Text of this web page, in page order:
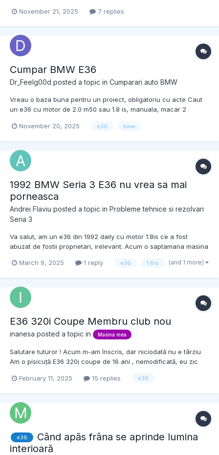
puternic), masina nu mai trage in parametrii. bujii, bobine, pompa
benzina, senzor lambda, totul ok. nu ii dau de...
November 21, 2025 7 replies
Cumpar BMW E36
Dr_Feelg00d posted a topic in Cumparari auto BMW
Vreau o baza buna pentru un proiect, obligatoriu cu acte Caut
un e36 cu motor de 2.0 m50 sau 1.8 is, manuala, macar 2
e musai Buget 3.500 euro
November 20, 2025 e36 bmw
1992 BMW Seria 3 E36 nu vrea sa mai
porneasca
Andrei Flaviu posted a topic in Probleme tehnice si rezolvari
Seria 3
Va salut, am un e36 din 1992 daily cu motor 1.8is ce a fost
abuzat de fostii proprietari, irelevant. Acum o saptamana masina
asteptat putin mai mult pe loc cu motorul pornit (~15 min) si cand
March 9, 2025 1 reply e36 1.8is (and 1 more)
E36 320i Coupe Membru club nou
inanesa posted a topic in Masina mea
Salutare tuturor ! Acum m-am înscris, dar niciodată nu e târziu.
Am o pisicuță E36 320i coupe de 16 ani , nemodificată, eu zic
fac parte dintr-un club BMW. Menționez că nu am farcebook,
February 11, 2025 15 replies e36
e36
Când apăs frâna se aprinde lumina
interioară